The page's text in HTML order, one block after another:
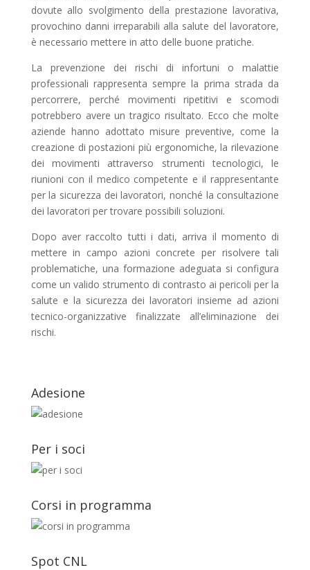
dovute allo svolgimento della prestazione lavorativa,
provochino danni irreparabili alla salute del lavoratore,
è necessario mettere in atto delle buone pratiche.
La prevenzione dei rischi di infortuni o malattie
professionali rappresenta sempre la prima strada da
percorrere, perché movimenti ripetitivi e scomodi
potrebbero avere un tragico risultato. Ecco che molte
aziende hanno adottato misure preventive, come la
creazione di postazioni più ergonomiche, la rilevazione
dei movimenti attraverso strumenti tecnologici, le
riunioni con il medico competente e il rappresentante
per la sicurezza dei lavoratori, nonché la consultazione
dei lavoratori per trovare possibili soluzioni.
Dopo aver raccolto tutti i dati, arriva il momento di
mettere in campo azioni concrete per risolvere tali
problematiche, una formazione adeguata si configura
come un valido strumento di contrasto ai pericoli per la
salute e la sicurezza dei lavoratori insieme ad azioni
tecnico-organizzative finalizzate all’eliminazione dei
rischi.
Adesione
Per i soci
Corsi in programma
Spot CNL